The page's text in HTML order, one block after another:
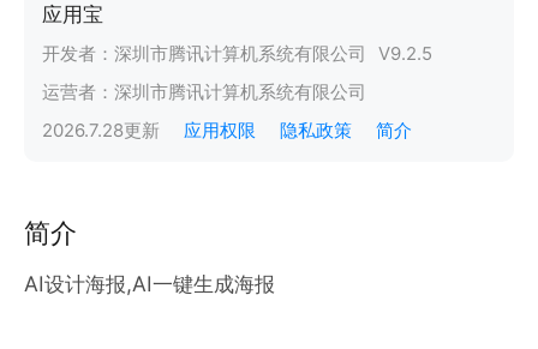
应用宝
开发者： 深圳市腾讯计算机系统有限公司 V9.2.5
运营者： 深圳市腾讯计算机系统有限公司
2026.7.28更新 应用权限 隐私政策 简介
简介
AI设计海报,AI一键生成海报